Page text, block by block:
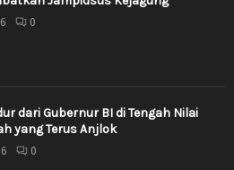
0
dari Gubernur BI di Tengah Nilai
yang Terus Anjlok
0